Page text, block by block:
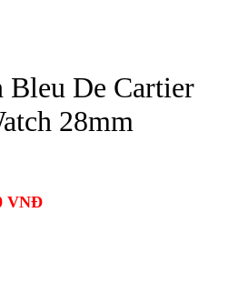
Bleu De Cartier
28mm
VNĐ